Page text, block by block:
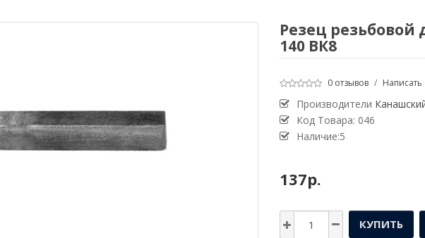
Резец резьбовой
140 ВК8
0 отзывов / Написать
Производители
Код Товара: 046
Наличие:5
137р.
КУПИТЬ